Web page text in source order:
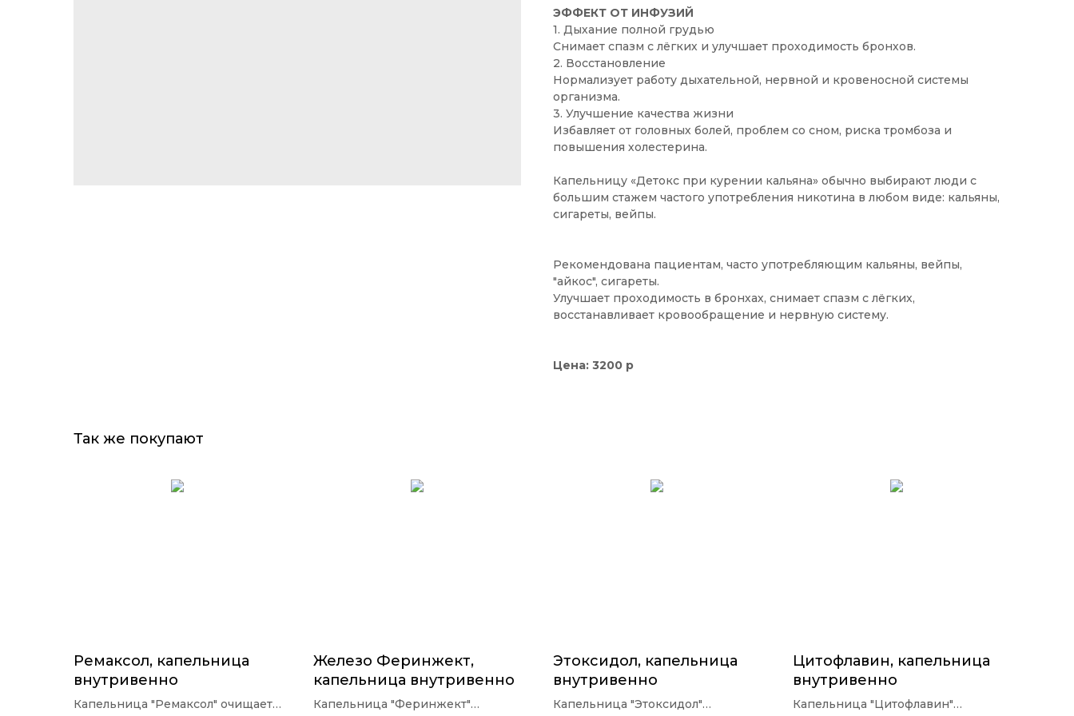
ЭФФЕКТ ОТ ИНФУЗИЙ
1. Дыхание полной грудью
Снимает спазм с лёгких и улучшает проходимость бронхов.
2. Восстановление
Нормализует работу дыхательной, нервной и кровеносной системы
организма.
3. Улучшение качества жизни
Избавляет от головных болей, проблем со сном, риска тромбоза и
повышения холестерина.
Капельницу «Детокс при курении кальяна» обычно выбирают люди с
большим стажем частого употребления никотина в любом виде: кальяны,
сигареты, вейпы.
Рекомендована пациентам, часто употребляющим кальяны, вейпы,
"айкос", сигареты.
Улучшает проходимость в бронхах, снимает спазм с лёгких,
восстанавливает кровообращение и нервную систему.
Цена: 3200 р
Так же покупают
Ремаксол, капельница
внутривенно
Капельница "Ремаксол" очищает
Железо Феринжект,
капельница внутривенно
Капельница "Феринжект"
Этоксидол, капельница
внутривенно
Капельница "Этоксидол"
Цитофлавин, капельница
внутривенно
Капельница "Цитофлавин"